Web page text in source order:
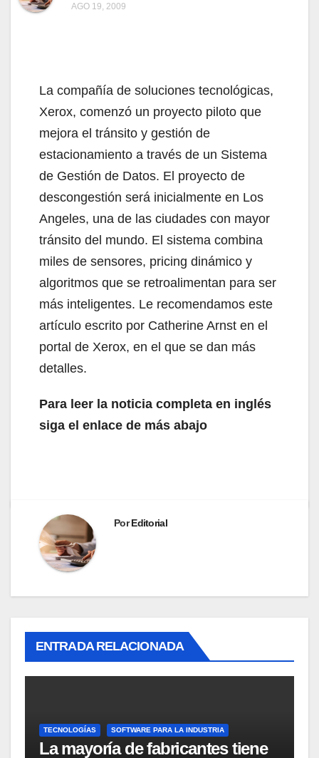
AGO 19, 2009
La compañía de soluciones tecnológicas,
Xerox, comenzó un proyecto piloto que
mejora el tránsito y gestión de
estacionamiento a través de un Sistema
de Gestión de Datos. El proyecto de
descongestión será inicialmente en Los
Angeles, una de las ciudades con mayor
tránsito del mundo. El sistema combina
miles de sensores, pricing dinámico y
algoritmos que se retroalimentan para ser
más inteligentes. Le recomendamos este
artículo escrito por Catherine Arnst en el
portal de Xerox, en el que se dan más
detalles.
Para leer la noticia completa en inglés
siga el enlace de más abajo
PorEditorial
ENTRADA RELACIONADA
TECNOLOGÍAS SOFTWARE PARA LA INDUSTRIA
La mayoría de fabricantes tiene